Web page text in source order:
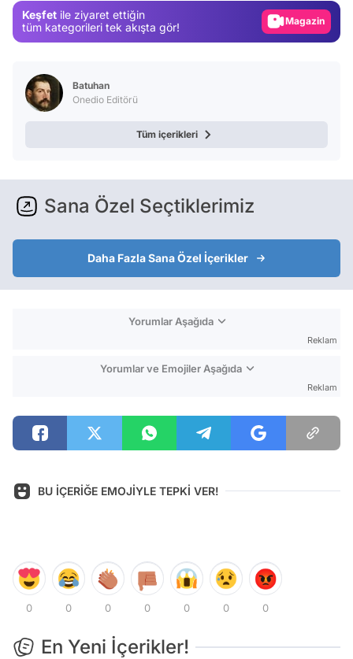
Keşfet ile ziyaret ettiğin
tüm kategorileri tek akışta gör!
Video
Batuhan
Onedio Editörü
Tüm içerikleri
Sana Özel Seçtiklerimiz
Daha Fazla Sana Özel İçerikler
Yorumlar Aşağıda
Reklam
Yorumlar ve Emojiler Aşağıda
Reklam
BU İÇERİĞE EMOJİYLE TEPKİ VER!
0 0 0 0 0 0 0
En Yeni İçerikler!